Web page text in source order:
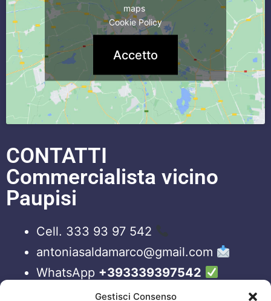
Gestisci Consenso
maps
Cookie Policy
Accetto
CONTATTI
Commercialista vicino
Paupisi
Cell. 333 93 97 542
antoniasaldamarco@gmail.com
WhatsApp +393339397542